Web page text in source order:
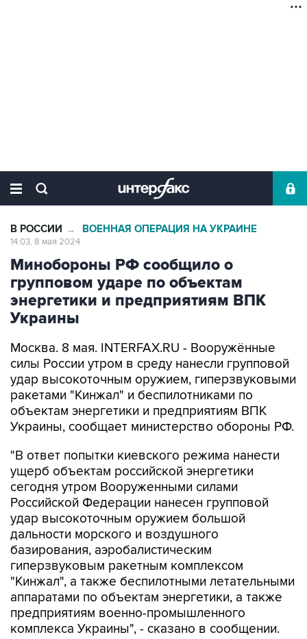
В РОССИИ → ВОЕННАЯ ОПЕРАЦИЯ НА УКРАИНЕ
14:03, 8 мая 2024
Минобороны РФ сообщило о
групповом ударе по объектам
энергетики и предприятиям ВПК
Украины
Москва. 8 мая. INTERFAX.RU - Вооружённые
силы России утром в среду нанесли групповой
удар высокоточным оружием, гиперзвуковыми
ракетами "Кинжал" и беспилотниками по
объектам энергетики и предприятиям ВПК
Украины, сообщает министерство обороны РФ.
"В ответ попытки киевского режима нанести
ущерб объектам российской энергетики
сегодня утром Вооруженными силами
Российской Федерации нанесен групповой
удар высокоточным оружием большой
дальности морского и воздушного
базирования, аэробалистическим
гиперзвуковым ракетным комплексом
"Кинжал", а также беспилотными летательными
аппаратами по объектам энергетики, а также
предприятиям военно-промышленного
комплекса Украины", - сказано в сообщении.